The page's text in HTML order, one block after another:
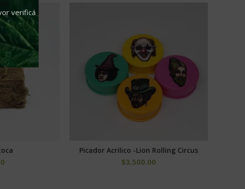
verificá
AÑADIR AL CARRITO
Picador Acrilico -Lion Rolling Circus
$3,500.00